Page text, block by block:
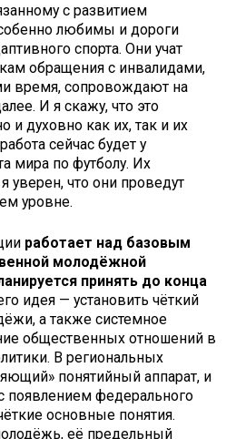
с развитием
любимы и дороги
спорта. Они учат
обращения с инвалидами,
время, сопровождают на
И я скажу, что это
и духовно как их, так и их
сейчас будет у
мира по футболу. Их
уверен, что они проведут
уровне.
работает над базовым
молодёжной
принять до конца
идея — установить чёткий
а также системное
общественных отношений в
В региональных
понятийный аппарат, и
появлением федерального
основные понятия.
её предельный